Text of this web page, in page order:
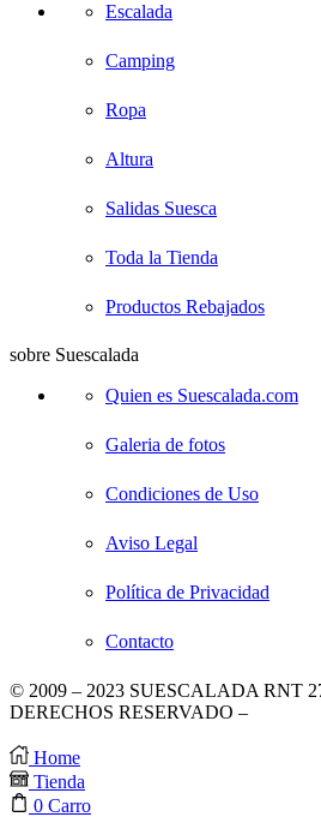
Escalada
Camping
Ropa
Altura
Salidas Suesca
Toda la Tienda
Productos Rebajados
sobre Suescalada
Quien es Suescalada.com
Galeria de fotos
Condiciones de Uso
Aviso Legal
Política de Privacidad
Contacto
© 2009 – 2023 SUESCALADA RNT
DERECHOS RESERVADO –
Home
Tienda
0 Carro